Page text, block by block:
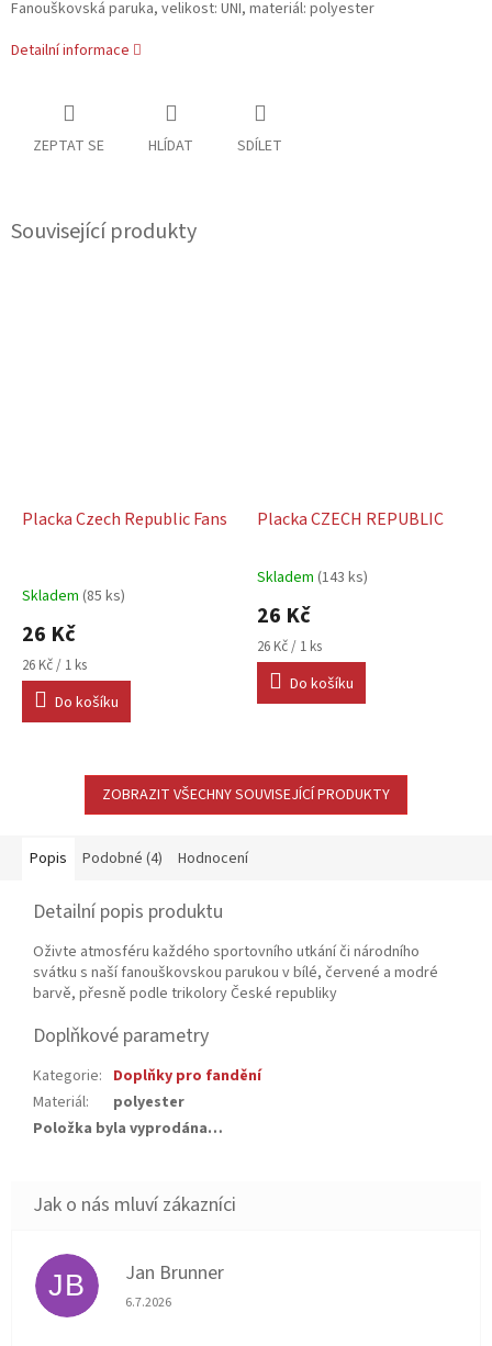
Fanouškovská paruka, velikost: UNI, materiál: polyester
Detailní informace
ZEPTAT SE HLÍDAT SDÍLET
Související produkty
Placka Czech Republic Fans
Skladem (85 ks)
26 Kč
Měrná
cena:
26 Kč / 1 ks
Do košíku
Placka CZECH REPUBLIC
Průměrné
hodnocení
produktu
je
5,0
5
Skladem (143 ks)
26 Kč
Měrná
cena:
26 Kč / 1 ks
Do košíku
ZOBRAZIT VŠECHNY SOUVISEJÍCÍ PRODUKTY
Popis Podobné (4) Hodnocení
Detailní popis produktu
Oživte atmosféru každého sportovního utkání či národního
svátku s naší fanouškovskou parukou v bílé, červené a modré
barvě, přesně podle trikolory České republiky
Doplňkové parametry
Kategorie: Doplňky pro fandění
Materiál:
polyester
Položka byla vyprodána…
JB Jan Brunner
Hodnocení obchodu je 5 z 5 hvězdiček.
6.7.2026